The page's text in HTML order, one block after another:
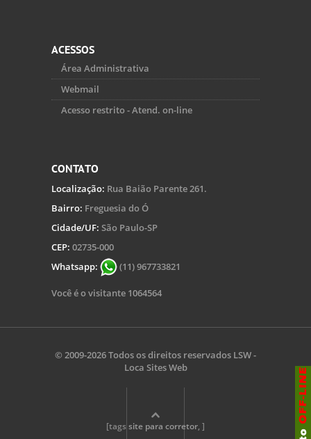
ACESSOS
Área Administrativa
Webmail
Acesso restrito - Atend. on-line
CONTATO
Localização: Rua Baião Parente 261.
Bairro: Freguesia do Ó
Cidade/UF: São Paulo-SP
CEP: 02735-000
Whatsapp:
(11) 967733821
Você é o visitante 1064564
© 2009-2026 Todos os direitos reservados LSW -
Loca Sites Web
[tags site para corretor, ]